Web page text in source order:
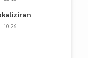
10:26